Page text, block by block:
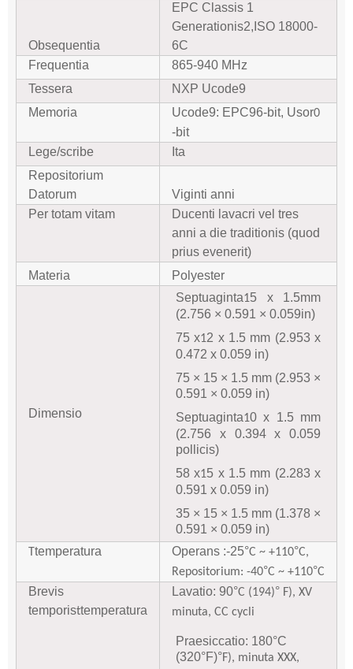
Obsequentia
EPC Classis 1
Generationis2, ISO 18000-
6C
Frequentia
865-940 MHz
Tessera
NXP Ucode9
Memoria
Ucode9: EPC96-bit, Usor0
-bit
Lege/scribe
Ita
Repositorium
Datorum
Viginti anni
Per totam vitam
Ducenti lavacri vel tres
anni a die traditionis (quod
prius evenerit)
Materia
Polyester
Dimensio
Septuaginta15 x 1.5mm
(2.756 × 0.591 × 0.059in)
75 x12 x 1.5 mm (2.953 x
0.472 x 0.059 in)
75 × 15 × 1.5 mm (2.953 ×
0.591 × 0.059 in)
Septuaginta10 x 1.5 mm
(2.756 x 0.394 x 0.059
pollicis)
58 x15 x 1.5 mm (2.283 x
0.591 x 0.059 in)
35 × 15 × 1.5 mm (1.378 ×
0.591 × 0.059 in)
temperatura Operans :-25°C ~ +110°C,
Repositorium: -40°C ~ +110°C
Brevis
temporisttemperatura
Lavatio: 90°C (194)° F), XV
minuta, CC cycli
Praesiccatio: 180°C
(320°F)°F), minuta XXX,